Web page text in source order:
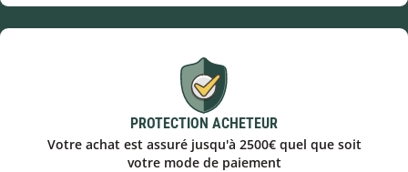
PROTECTION ACHETEUR
Votre achat est assuré jusqu'à 2500€ quel que soit
votre mode de paiement